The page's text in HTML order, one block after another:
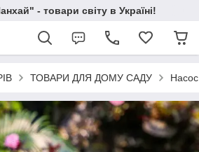
- товари світу в Україні!
ТОВАРИ ДЛЯ ДОМУ САДУ